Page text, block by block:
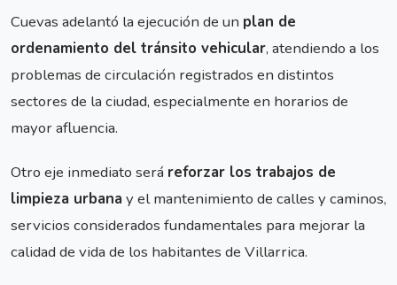
Cuevas adelantó la ejecución de un plan de
ordenamiento del tránsito vehicular, atendiendo a los
problemas de circulación registrados en distintos
sectores de la ciudad, especialmente en horarios de
mayor afluencia.
Otro eje inmediato será reforzar los trabajos de
limpieza urbana y el mantenimiento de calles y caminos,
servicios considerados fundamentales para mejorar la
calidad de vida de los habitantes de Villarrica.